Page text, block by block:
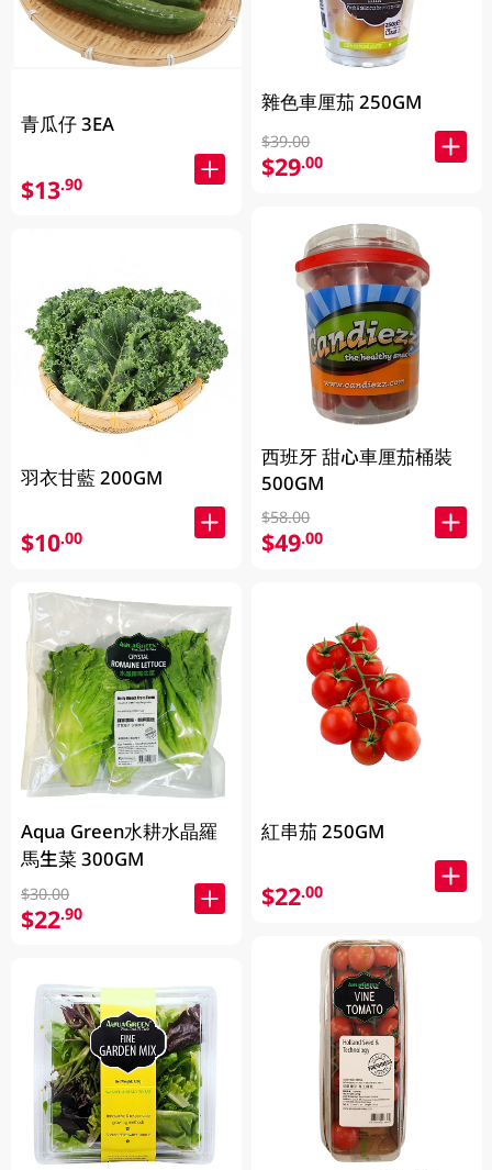
青瓜仔 3EA
$13.90
羽衣甘藍 200GM
$10.00
Aqua Green水耕水晶羅
馬生菜 300GM
$30.00
$22.90
雜色車厘茄 250GM
$39.00
$29.00
西班牙 甜心車厘茄桶裝
500GM
$58.00
$49.00
紅串茄 250GM
$22.00